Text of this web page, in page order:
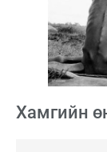
Хамгийн